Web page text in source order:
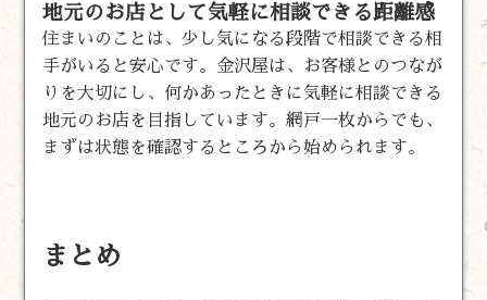
地元のお店として気軽に相談できる距離感
住まいのことは、少し気になる段階で相談できる相
手がいると安心です。金沢屋は、お客様とのつなが
りを大切にし、何かあったときに気軽に相談できる
地元のお店を目指しています。網戸一枚からでも、
まずは状態を確認するところから始められます。
まとめ